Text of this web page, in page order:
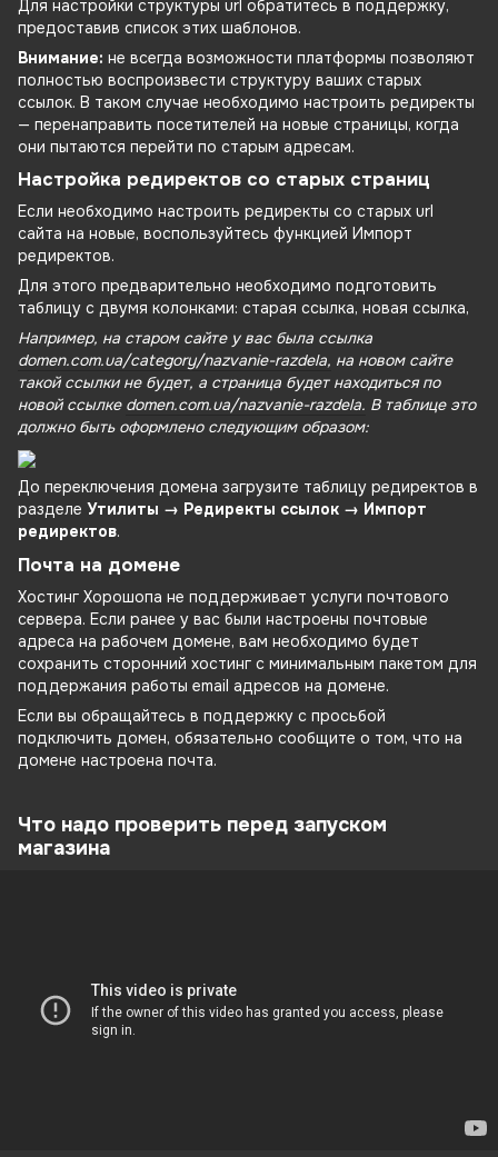
Для настройки структуры url обратитесь в поддержку,
предоставив список этих шаблонов.
Внимание: не всегда возможности платформы позволяют
полностью воспроизвести структуру ваших старых
ссылок. В таком случае необходимо настроить редиректы
— перенаправить посетителей на новые страницы, когда
они пытаются перейти по старым адресам.
Настройка редиректов со старых страниц
Если необходимо настроить редиректы со старых url
сайта на новые, воспользуйтесь функцией Импорт
редиректов.
Для этого предварительно необходимо подготовить
таблицу с двумя колонками: старая ссылка, новая ссылка,
Например, на старом сайте у вас была ссылка
domen.com.ua/category/nazvanie-razdela, на новом сайте
такой ссылки не будет, а страница будет находиться по
новой ссылке domen.com.ua/nazvanie-razdela. В таблице это
должно быть оформлено следующим образом:
До переключения домена загрузите таблицу редиректов в
разделе Утилиты → Редиректы ссылок → Импорт
редиректов.
Почта на домене
Хостинг Хорошопа не поддерживает услуги почтового
сервера. Если ранее у вас были настроены почтовые
адреса на рабочем домене, вам необходимо будет
сохранить сторонний хостинг c минимальным пакетом для
поддержания работы email адресов на домене.
Если вы обращайтесь в поддержку с просьбой
подключить домен, обязательно сообщите о том, что на
домене настроена почта.
Что надо проверить перед запуском
магазина